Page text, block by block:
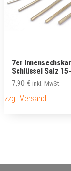
7er
Schlüssel Satz
7,90€ inkl. MwSt.
zzgl. Versand